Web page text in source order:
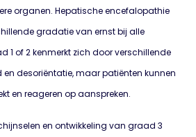
organen. Hepatische encefalopathie
gradatie van ernst bij alle
1 of 2 kenmerkt zich door verschillende
desoriëntatie, maar patiënten kunnen
en reageren op aanspreken.
en ontwikkeling van graad 3